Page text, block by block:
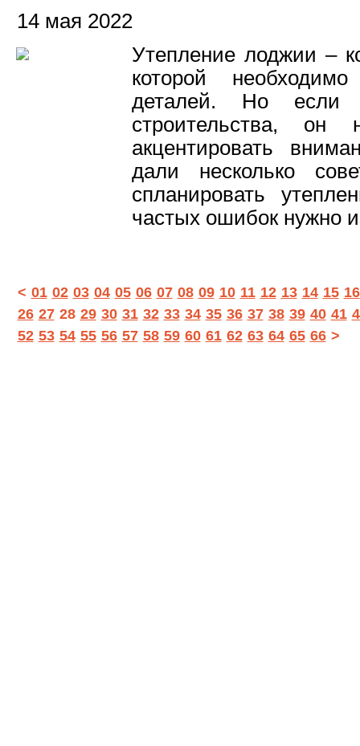
14 мая 2022
Утепление лоджии –
которой
деталей. Но если
строительства,
акцентировать
дали несколько
спланировать
частых ошибок нужно
< 01 02 03 04 05 06 07 08 09 10 11 12 13 14 15 16
26 27 28 29 30 31 32 33 34 35 36 37 38 39 40 41
52 53 54 55 56 57 58 59 60 61 62 63 64 65 66 >